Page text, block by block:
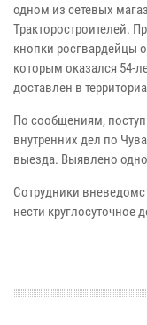
одном из сетевых
Тракторостроителей.
кнопки росгвардейцы
которым оказался 54-
доставлен в
По сообщениям,
внутренних дел по
выезда. Выявлено
Сотрудники
нести круглосуточное